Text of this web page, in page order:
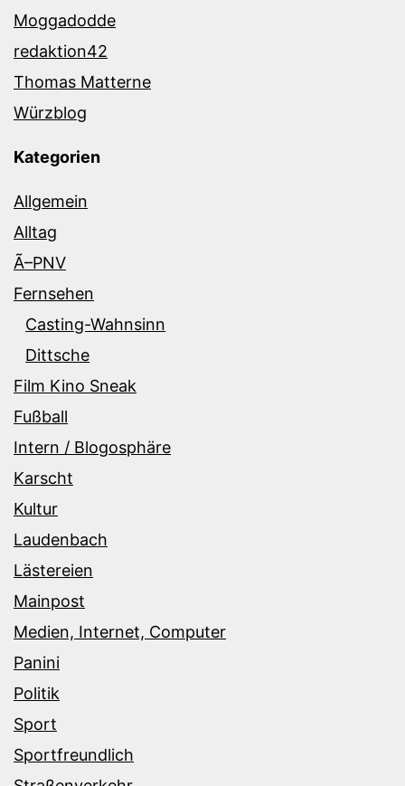
Moggadodde
redaktion42
Thomas Matterne
Würzblog
Kategorien
Allgemein
Alltag
Ã–PNV
Fernsehen
Casting-Wahnsinn
Dittsche
Film Kino Sneak
Fußball
Intern / Blogosphäre
Karscht
Kultur
Laudenbach
Lästereien
Mainpost
Medien, Internet, Computer
Panini
Politik
Sport
Sportfreundlich